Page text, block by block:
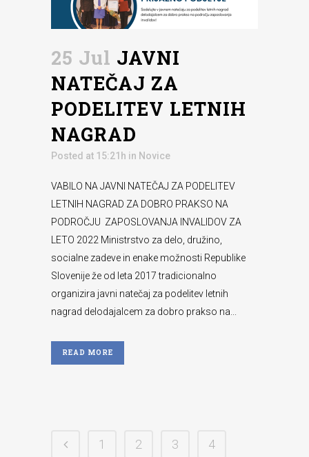
25 Jul JAVNI
NATEČAJ ZA
PODELITEV LETNIH
NAGRAD
Posted at 15:21h in Novice
VABILO NA JAVNI NATEČAJ ZA PODELITEV
LETNIH NAGRAD ZA DOBRO PRAKSO NA
PODROČJU ZAPOSLOVANJA INVALIDOV ZA
LETO 2022 Ministrstvo za delo, družino,
socialne zadeve in enake možnosti Republike
Slovenije že od leta 2017 tradicionalno
organizira javni natečaj za podelitev letnih
nagrad delodajalcem za dobro prakso na...
READ MORE
1 2 3
4